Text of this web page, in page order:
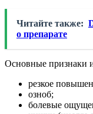
Читайте также:
о препарате
Основные признаки
резкое
озноб;
болевые